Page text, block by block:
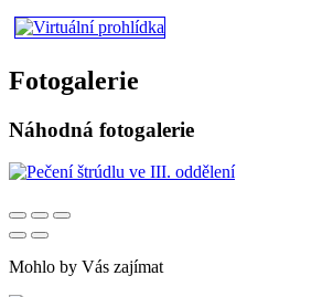
Fotogalerie
Náhodná fotogalerie
Mohlo by Vás zajímat